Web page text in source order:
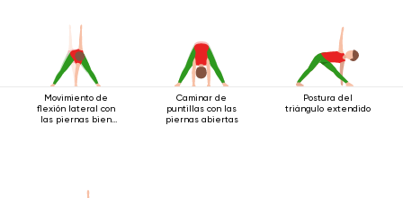
Movimiento de
flexión lateral con
las piernas bien
Caminar de
puntillas con las
piernas abiertas
Postura del
triángulo extendido